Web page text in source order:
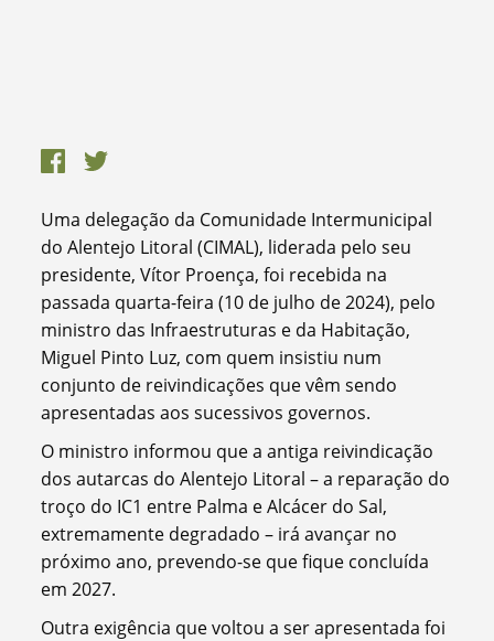
Uma delegação da Comunidade Intermunicipal
do Alentejo Litoral (CIMAL), liderada pelo seu
presidente, Vítor Proença, foi recebida na
passada quarta-feira (10 de julho de 2024), pelo
ministro das Infraestruturas e da Habitação,
Miguel Pinto Luz, com quem insistiu num
conjunto de reivindicações que vêm sendo
apresentadas aos sucessivos governos.
O ministro informou que a antiga reivindicação
dos autarcas do Alentejo Litoral – a reparação do
troço do IC1 entre Palma e Alcácer do Sal,
extremamente degradado – irá avançar no
próximo ano, prevendo-se que fique concluída
em 2027.
Outra exigência que voltou a ser apresentada foi